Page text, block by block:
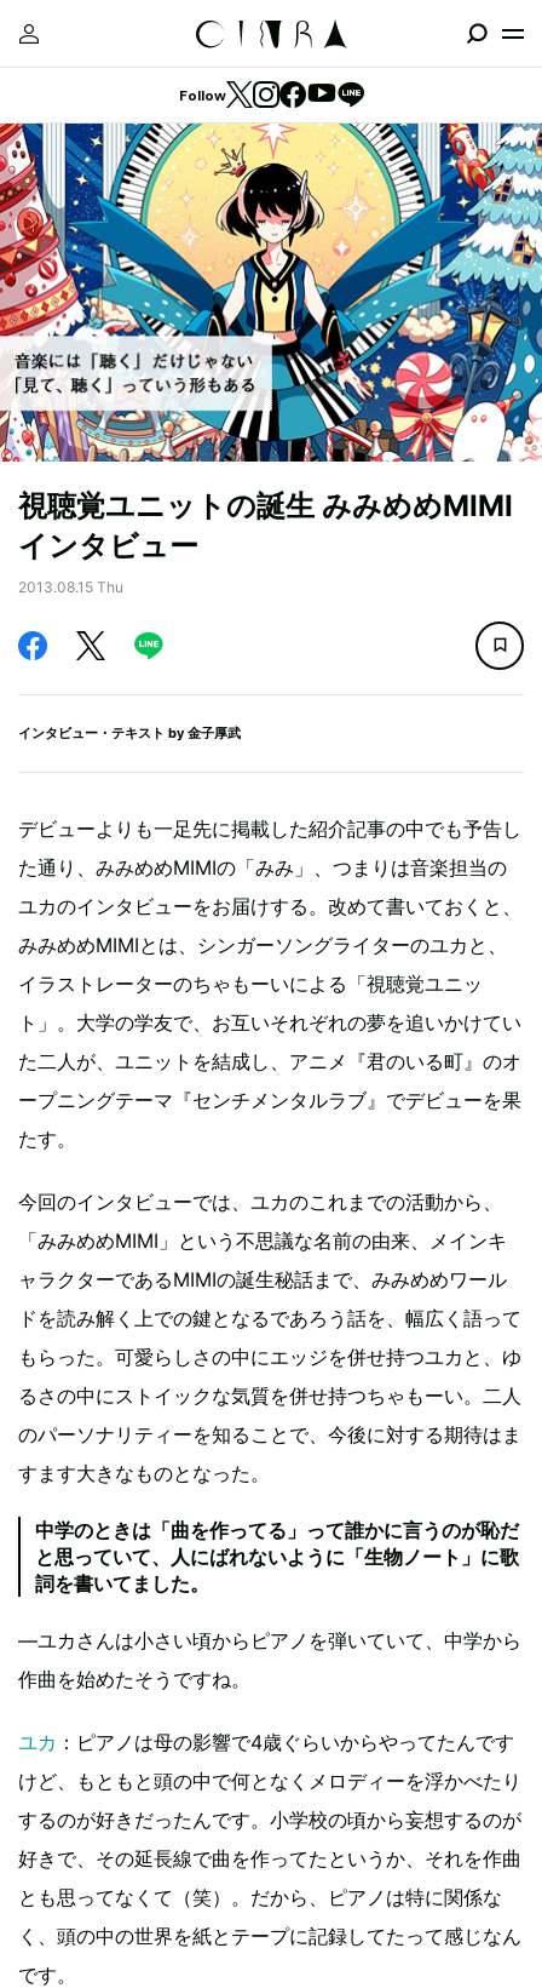
Follow
視聴覚ユニットの誕生 みみめめMIMI
インタビュー
2013.08.15 Thu
インタビュー・テキスト by 金子厚武
デビューよりも一足先に掲載した紹介記事の中でも予告し
た通り、みみめめMIMIの「みみ」、つまりは音楽担当の
ユカのインタビューをお届けする。改めて書いておくと、
みみめめMIMIとは、シンガーソングライターのユカと、
イラストレーターのちゃもーいによる「視聴覚ユニッ
ト」。大学の学友で、お互いそれぞれの夢を追いかけてい
た二人が、ユニットを結成し、アニメ『君のいる町』のオ
ープニングテーマ『センチメンタルラブ』でデビューを果
たす。
今回のインタビューでは、ユカのこれまでの活動から、
「みみめめMIMI」という不思議な名前の由来、メインキ
ャラクターであるMIMIの誕生秘話まで、みみめめワール
ドを読み解く上での鍵となるであろう話を、幅広く語って
もらった。可愛らしさの中にエッジを併せ持つユカと、ゆ
るさの中にストイックな気質を併せ持つちゃもーい。二人
のパーソナリティーを知ることで、今後に対する期待はま
すます大きなものとなった。
中学のときは「曲を作ってる」って誰かに言うのが恥だ
と思っていて、人にばれないように「生物ノート」に歌
詞を書いてました。
―ユカさんは小さい頃からピアノを弾いていて、中学から
作曲を始めたそうですね。
ユカ ：ピアノは母の影響で4歳ぐらいからやってたんです
けど、もともと頭の中で何となくメロディーを浮かべたり
するのが好きだったんです。小学校の頃から妄想するのが
好きで、その延長線で曲を作ってたというか、それを作曲
とも思ってなくて（笑）。だから、ピアノは特に関係な
く、頭の中の世界を紙とテープに記録してたって感じなん
です。